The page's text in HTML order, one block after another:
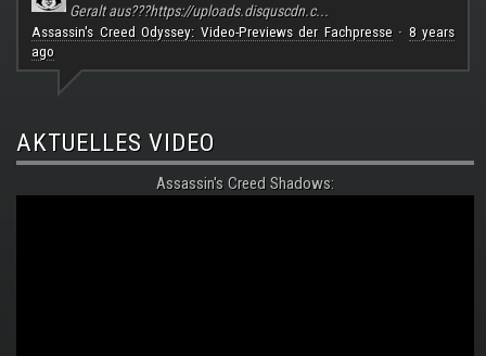
Geralt aus???https://uploads.disquscdn.c...
Assassin's Creed Odyssey: Video-Previews der Fachpresse· 8 years
ago
AKTUELLES VIDEO
Assassin's Creed Shadows: